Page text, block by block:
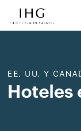
EE. UU. Y
Hoteles